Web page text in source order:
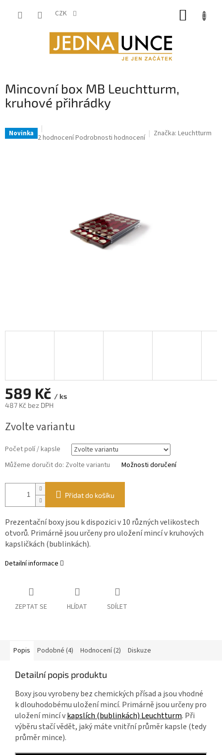
CZK
Mincovní box MB Leuchtturm,
kruhové přihrádky
Novinka Průměrné
2 hodnoceníPodrobnosti hodnocení Značka: Leuchtturm
589 Kč / ks
487 Kč bez DPH
cena:
Zvolte variantu
Počet polí / kapsle
Můžeme doručit do: Zvolte variantu Možnosti doručení
Přidat do košíku
Prezentační boxy jsou k dispozici v 10 různých velikostech
otvorů. Primárně jsou určeny pro uložení mincí v kruhových
kapsličkách (bublinkách).
Detailní informace
ZEPTAT SE HLÍDAT SDÍLET
Popis Podobné (4) Hodnocení (2) Diskuze
Detailní popis produktu
Boxy jsou vyrobeny bez chemických přísad a jsou vhodné
k dlouhodobému uložení mincí. Primárně jsou určeny pro
uložení mincí vkapslích (bublinkách) Leuchtturm. Při
výběru stačí vědět, jaký máte vnitřní průměr kapsle (tedy
průměr mince).